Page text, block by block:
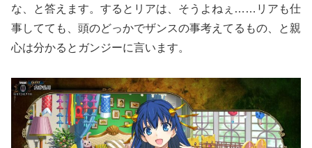
な、と答えます。するとリアは、そうよねぇ……リアも仕
事してても、頭のどっかでザンスの事考えてるもの、と親
心は分かるとガンジーに言います。